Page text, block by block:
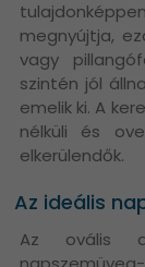
megnyújtja,
vagy
szintén jól
emelik ki. A
nélküli és
elkerülendők.
Az ideális
Az ovális